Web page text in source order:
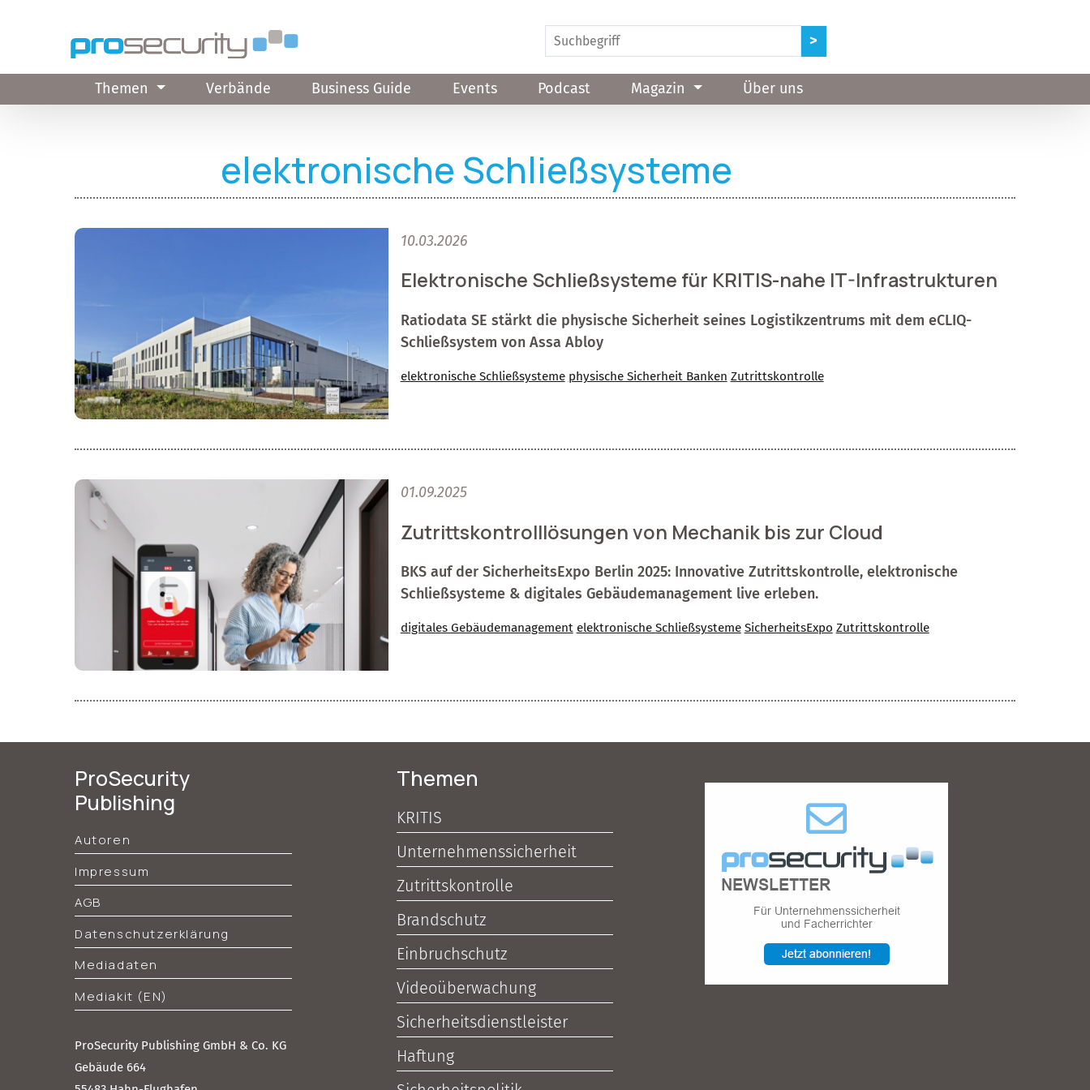
Themen Verbände Business Guide Events Podcast Magazin Über uns
elektronische Schließsysteme
10.03.2026
Elektronische Schließsysteme für KRITIS-nahe IT-Infrastrukturen
Ratiodata SE stärkt die physische Sicherheit seines Logistikzentrums mit dem eCLIQ-
Schließsystem von Assa Abloy
elektronische Schließsysteme physische Sicherheit Banken Zutrittskontrolle
01.09.2025
Zutrittskontrolllösungen von Mechanik bis zur Cloud
BKS auf der SicherheitsExpo Berlin 2025: Innovative Zutrittskontrolle, elektronische
Schließsysteme & digitales Gebäudemanagement live erleben.
digitales Gebäudemanagement elektronische Schließsysteme SicherheitsExpo Zutrittskontrolle
ProSecurity
Publishing
Autoren
Impressum
AGB
Datenschutzerklärung
Mediadaten
Mediakit (EN)
ProSecurity Publishing GmbH & Co. KG
Gebäude 664
Themen
KRITIS
Unternehmenssicherheit
Zutrittskontrolle
Brandschutz
Einbruchschutz
Videoüberwachung
Sicherheitsdienstleister
Haftung